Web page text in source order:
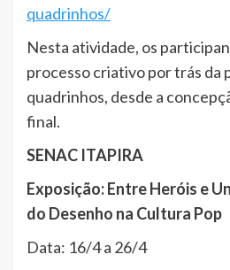
quadrinhos/
Nesta atividade, os
processo criativo por trás da
quadrinhos, desde a
final.
SENAC ITAPIRA
Exposição: Entre Heróis e
do Desenho na Cultura Pop
Data: 16/4 a 26/4